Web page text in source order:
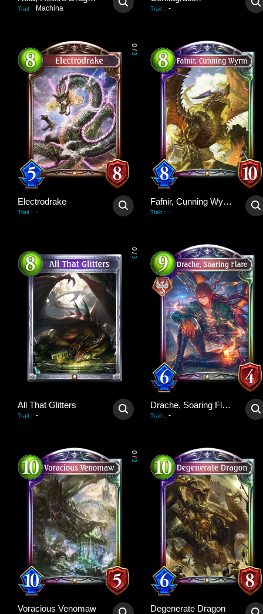
Trait : Machina Trait : -
0
/
3
Electrodrake
Trait : -
Fafnir, Cunning Wyrm
Trait : -
0
/
3
All That Glitters
Trait : -
Drache, Soaring Flare
Trait : -
0
/
3
Voracious Venomaw Degenerate Dragon